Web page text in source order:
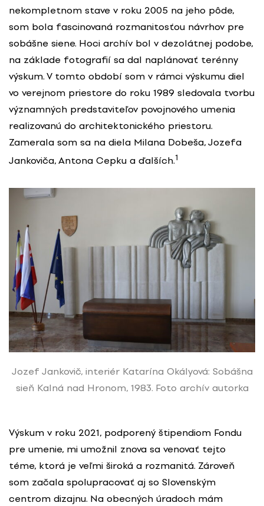
nekompletnom stave v roku 2005 na jeho pôde,
som bola fascinovaná rozmanitosťou návrhov pre
sobášne siene. Hoci archív bol v dezolátnej podobe,
na základe fotografií sa dal naplánovať terénny
výskum. V tomto období som v rámci výskumu diel
vo verejnom priestore do roku 1989 sledovala tvorbu
významných predstaviteľov povojnového umenia
realizovanú do architektonického priestoru.
Zamerala som sa na diela Milana Dobeša, Jozefa
Jankoviča, Antona Cepku a ďalších.1
Jozef Jankovič, interiér Katarína Okályová: Sobášna
sieň Kalná nad Hronom, 1983. Foto archív autorka
Výskum v roku 2021, podporený štipendiom Fondu
pre umenie, mi umožnil znova sa venovať tejto
téme, ktorá je veľmi široká a rozmanitá. Zároveň
som začala spolupracovať aj so Slovenským
centrom dizajnu. Na obecných úradoch mám